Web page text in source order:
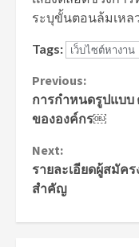
ระบุขั้นตอนล้มเห
Tags: เว็บไซต์หางาน
Continue
Reading
Previous:
การกำหนดรูปแบบ
ขององค์กร￼
Next:
รายละเอียดผู้สมัค
สำคัญ